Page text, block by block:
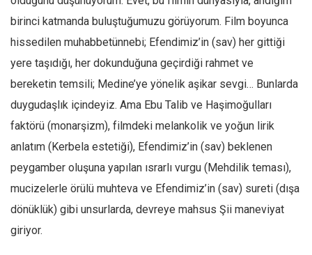
birinci katmanda buluştuğumuzu görüyorum. Film boyunca
hissedilen muhabbetünnebi; Efendimiz’in (sav) her gittiği
yere taşıdığı, her dokunduğuna geçirdiği rahmet ve
bereketin temsili; Medine’ye yönelik aşikar sevgi… Bunlarda
duygudaşlık içindeyiz. Ama Ebu Talib ve Haşimoğulları
faktörü (monarşizm), filmdeki melankolik ve yoğun lirik
anlatım (Kerbela estetiği), Efendimiz’in (sav) beklenen
peygamber oluşuna yapılan ısrarlı vurgu (Mehdilik teması),
mucizelerle örülü muhteva ve Efendimiz’in (sav) sureti (dışa
dönüklük) gibi unsurlarda, devreye mahsus Şii maneviyat
giriyor.